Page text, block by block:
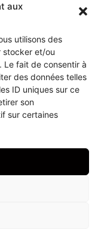
aux
utilisons des
stocker et/ou
Le fait de consentir à
des données telles
ID uniques sur ce
son
sur certaines